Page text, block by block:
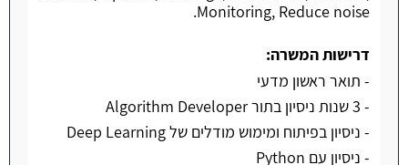
Monitoring, Reduce noise.
דרישות המשרה:
- תואר ראשון מדעי
- 3 שנות ניסיון בתור Algorithm Developer
- ניסיון בפיתוח ומימוש מודלים של Deep Learning
- ניסיון עם Python